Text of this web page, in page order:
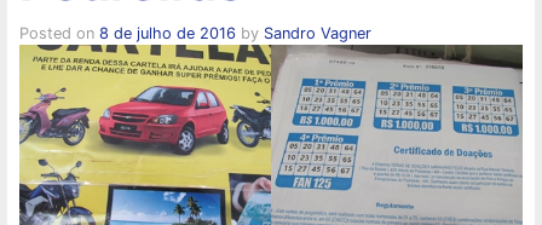
Posted on 8 de julho de 2016 by Sandro Vagner